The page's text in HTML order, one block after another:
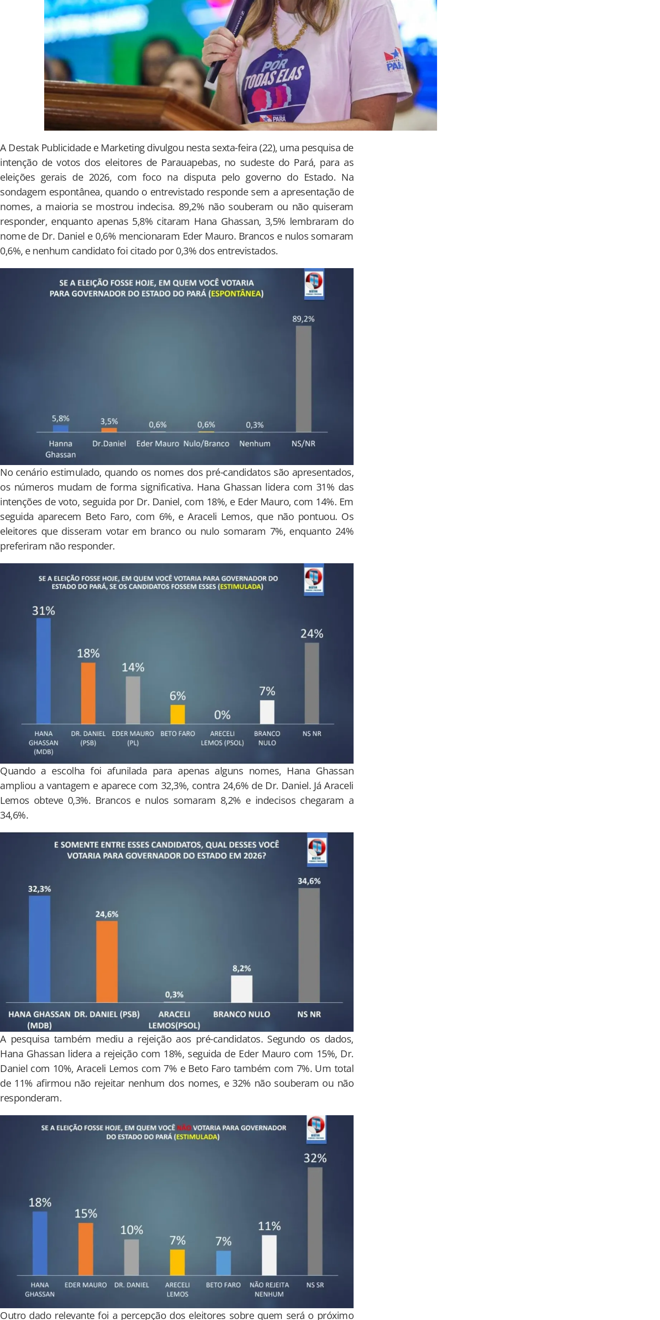
A Destak Publicidade e Marketing divulgou nesta sexta-feira (22), uma pesquisa de
intenção de votos dos eleitores de Parauapebas, no sudeste do Pará, para as
eleições gerais de 2026, com foco na disputa pelo governo do Estado. Na
sondagem espontânea, quando o entrevistado responde sem a apresentação de
nomes, a maioria se mostrou indecisa. 89,2% não souberam ou não quiseram
responder, enquanto apenas 5,8% citaram Hana Ghassan, 3,5% lembraram do
nome de Dr. Daniel e 0,6% mencionaram Eder Mauro. Brancos e nulos somaram
0,6%, e nenhum candidato foi citado por 0,3% dos entrevistados.
No cenário estimulado, quando os nomes dos pré-candidatos são apresentados,
os números mudam de forma significativa. Hana Ghassan lidera com 31% das
intenções de voto, seguida por Dr. Daniel, com 18%, e Eder Mauro, com 14%. Em
seguida aparecem Beto Faro, com 6%, e Araceli Lemos, que não pontuou. Os
eleitores que disseram votar em branco ou nulo somaram 7%, enquanto 24%
preferiram não responder.
Quando a escolha foi afunilada para apenas alguns nomes, Hana Ghassan
ampliou a vantagem e aparece com 32,3%, contra 24,6% de Dr. Daniel. Já Araceli
Lemos obteve 0,3%. Brancos e nulos somaram 8,2% e indecisos chegaram a
34,6%.
A pesquisa também mediu a rejeição aos pré-candidatos. Segundo os dados,
Hana Ghassan lidera a rejeição com 18%, seguida de Eder Mauro com 15%, Dr.
Daniel com 10%, Araceli Lemos com 7% e Beto Faro também com 7%. Um total
de 11% afirmou não rejeitar nenhum dos nomes, e 32% não souberam ou não
responderam.
Outro dado relevante foi a percepção dos eleitores sobre quem será o próximo